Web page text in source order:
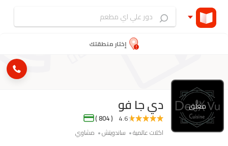
إختار منطقتك
مغلق دي جا فو
4.6
( 804 )
اكلات عالمية ساندويتش مشاوي